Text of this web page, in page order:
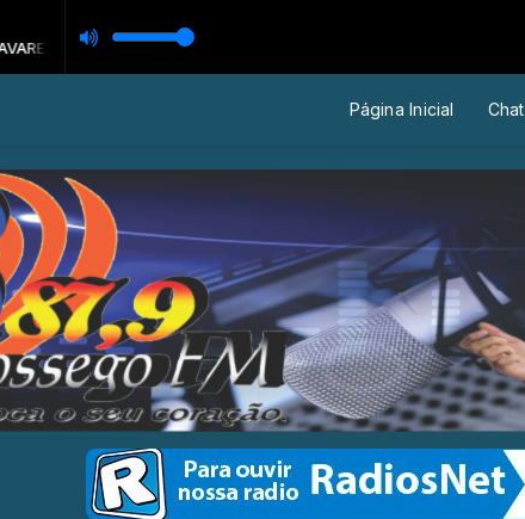
TARDE TOTAL com MANOEL TAVARES
Página Inicial Chat